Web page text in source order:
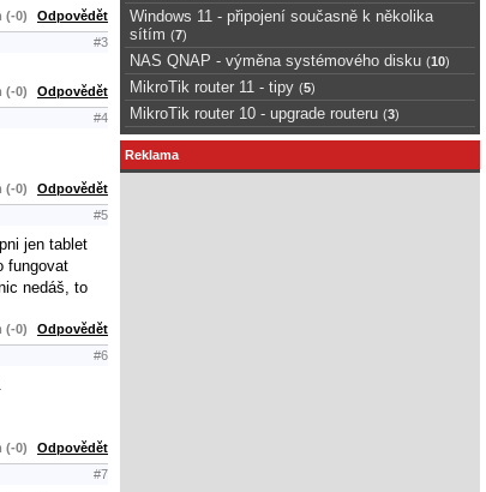
(-0) Odpovědět
#3
(-0) Odpovědět
#4
(-0) Odpovědět
#5
jen tablet
fungovat
nedáš, to
(-0) Odpovědět
#6
(-0) Odpovědět
#7
Windows 11 - připojení současně k několika
sítím (7)
NAS QNAP - výměna systémového disku (10)
MikroTik router 11 - tipy (5)
MikroTik router 10 - upgrade routeru (3)
Reklama